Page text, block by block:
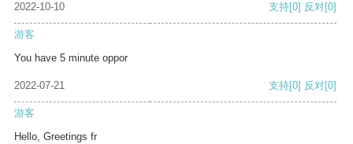
2022-10-10 支持[0] 反对[0]
游客
You have 5 minute oppor
2022-07-21 支持[0] 反对[0]
游客
Hello, Greetings fr